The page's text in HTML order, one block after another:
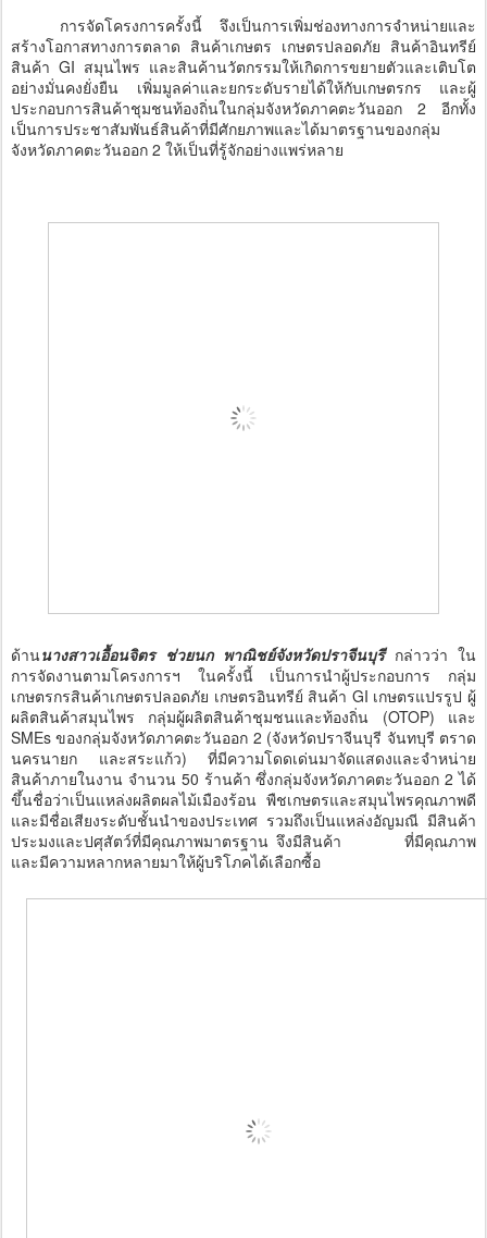
การจัดโครงการครั้งนี้ จึงเป็นการเพิ่มช่องทางการจำหน่ายและ
สร้างโอกาสทางการตลาด สินค้าเกษตร เกษตรปลอดภัย สินค้าอินทรีย์
สินค้า GI สมุนไพร และสินค้านวัตกรรมให้เกิดการขยายตัวและเติบโต
อย่างมั่นคงยั่งยืน เพิ่มมูลค่าและยกระดับรายได้ให้กับเกษตรกร และผู้
ประกอบการสินค้าชุมชนท้องถิ่นในกลุ่มจังหวัดภาคตะวันออก 2 อีกทั้ง
เป็นการประชาสัมพันธ์สินค้าที่มีศักยภาพและได้มาตรฐานของกลุ่ม
จังหวัดภาคตะวันออก 2 ให้เป็นที่รู้จักอย่างแพร่หลาย
ด้านนางสาวเอื้อนจิตร ช่วยนก พาณิชย์จังหวัดปราจีนบุรี กล่าวว่า ใน
การจัดงานตามโครงการฯ ในครั้งนี้ เป็นการนำผู้ประกอบการ กลุ่ม
เกษตรกรสินค้าเกษตรปลอดภัย เกษตรอินทรีย์ สินค้า GI เกษตรแปรรูป ผู้
ผลิตสินค้าสมุนไพร กลุ่มผู้ผลิตสินค้าชุมชนและท้องถิ่น (OTOP) และ
SMEs ของกลุ่มจังหวัดภาคตะวันออก 2 (จังหวัดปราจีนบุรี จันทบุรี ตราด
นครนายก และสระแก้ว) ที่มีความโดดเด่นมาจัดแสดงและจำหน่าย
สินค้าภายในงาน จำนวน 50 ร้านค้า ซึ่งกลุ่มจังหวัดภาคตะวันออก 2 ได้
ขึ้นชื่อว่าเป็นแหล่งผลิตผลไม้เมืองร้อน พืชเกษตรและสมุนไพรคุณภาพดี
และมีชื่อเสียงระดับชั้นนำของประเทศ รวมถึงเป็นแหล่งอัญมณี มีสินค้า
ประมงและปศุสัตว์ที่มีคุณภาพมาตรฐาน จึงมีสินค้า ที่มีคุณภาพ
และมีความหลากหลายมาให้ผู้บริโภคได้เลือกซื้อ